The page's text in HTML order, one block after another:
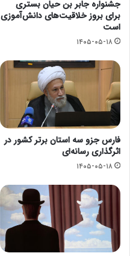
جشنواره جابر بن حیان بستری
برای بروز خلاقیت‌های دانش‌آموزی
است
۱۴۰۵-۰۵-۱۸
فارس جزو سه استان برتر کشور در
اثرگذاری رسانه‌ای
۱۴۰۵-۰۵-۱۸